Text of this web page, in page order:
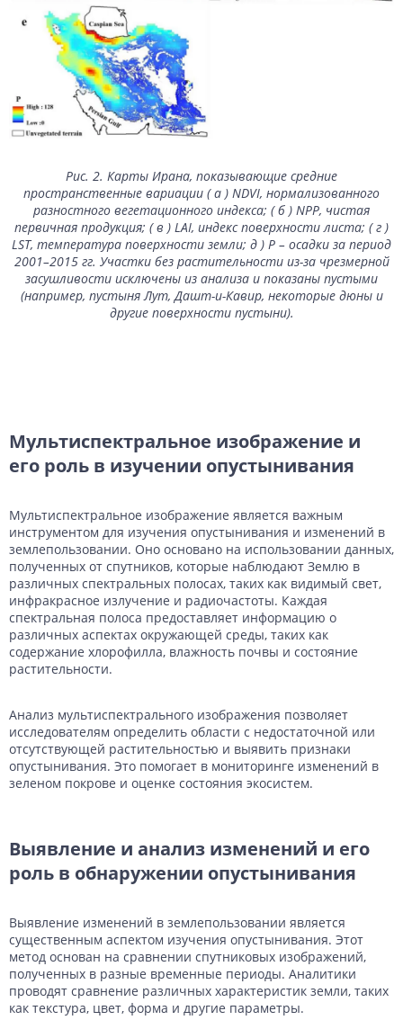
Рис. 2. Карты Ирана, показывающие средние
пространственные вариации ( а ) NDVI, нормализованного
разностного вегетационного индекса; ( б ) NPP, чистая
первичная продукция; ( в ) LAI, индекс поверхности листа; ( г )
LST, температура поверхности земли; д ) P – осадки за период
2001–2015 гг. Участки без растительности из-за чрезмерной
засушливости исключены из анализа и показаны пустыми
(например, пустыня Лут, Дашт-и-Кавир, некоторые дюны и
другие поверхности пустыни).
Мультиспектральное изображение и
его роль в изучении опустынивания
Мультиспектральное изображение является важным
инструментом для изучения опустынивания и изменений в
землепользовании. Оно основано на использовании данных,
полученных от спутников, которые наблюдают Землю в
различных спектральных полосах, таких как видимый свет,
инфракрасное излучение и радиочастоты. Каждая
спектральная полоса предоставляет информацию о
различных аспектах окружающей среды, таких как
содержание хлорофилла, влажность почвы и состояние
растительности.
Анализ мультиспектрального изображения позволяет
исследователям определить области с недостаточной или
отсутствующей растительностью и выявить признаки
опустынивания. Это помогает в мониторинге изменений в
зеленом покрове и оценке состояния экосистем.
Выявление и анализ изменений и его
роль в обнаружении опустынивания
Выявление изменений в землепользовании является
существенным аспектом изучения опустынивания. Этот
метод основан на сравнении спутниковых изображений,
полученных в разные временные периоды. Аналитики
проводят сравнение различных характеристик земли, таких
как текстура, цвет, форма и другие параметры.